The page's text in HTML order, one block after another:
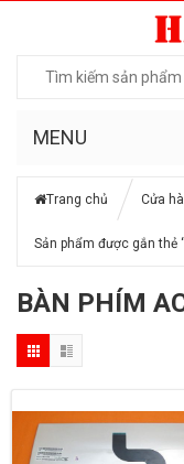
MENU
Trang chủ Cửa
Sản phẩm được gắn thẻ
BÀN PHÍM